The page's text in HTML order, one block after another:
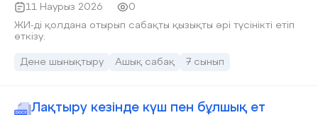
образуют «чашу» над лбом, пальцы широко расставлены.
11 Наурыз 2026
0
ЖИ-ді қолдана отырып сабақты қызықты әрі түсінікті етіп
өткізу.
Дене шынықтыру Ашық сабақ 7 сынып
Лақтыру кезінде күш пен бұлшық ет